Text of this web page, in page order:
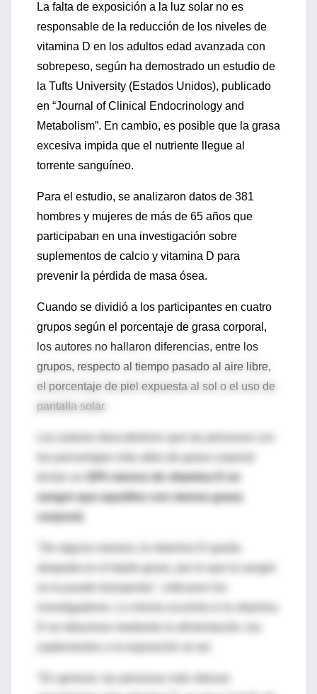
La falta de exposición a la luz solar no es
responsable de la reducción de los niveles de
vitamina D en los adultos edad avanzada con
sobrepeso, según ha demostrado un estudio de
la Tufts University (Estados Unidos), publicado
en “Journal of Clinical Endocrinology and
Metabolism”. En cambio, es posible que la grasa
excesiva impida que el nutriente llegue al
torrente sanguíneo.
Para el estudio, se analizaron datos de 381
hombres y mujeres de más de 65 años que
participaban en una investigación sobre
suplementos de calcio y vitamina D para
prevenir la pérdida de masa ósea.
Cuando se dividió a los participantes en cuatro
grupos según el porcentaje de grasa corporal,
los autores no hallaron diferencias, entre los
grupos, respecto al tiempo pasado al aire libre,
el porcentaje de piel expuesta al sol o el uso de
pantalla solar.
los porcentajes más altos de grasa corporal
20% menos de vitamina D en
sangre que aquellos con menos grasa
corporal.
"De alguna manera, la vitamina D queda
atrapada en el tejido graso, por lo que la sangre
investigadores. Lo mismo ocurriría si la vitamina
suplementos o la exposición al sol.
"En general, las personas más obesas